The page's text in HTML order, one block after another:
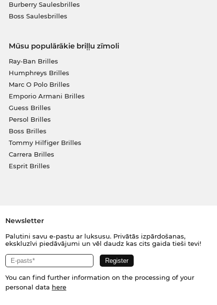
Burberry Saulesbrilles
Boss Saulesbrilles
Mūsu populārākie briļļu zīmoli
Ray-Ban Brilles
Humphreys Brilles
Marc O Polo Brilles
Emporio Armani Brilles
Guess Brilles
Persol Brilles
Boss Brilles
Tommy Hilfiger Brilles
Carrera Brilles
Esprit Brilles
Newsletter
Palutini savu e-pastu ar luksusu. Privātās izpārdošanas,
ekskluzīvi piedāvājumi un vēl daudz kas cits gaida tieši tevi!
You can find further information on the processing of your
personal data here